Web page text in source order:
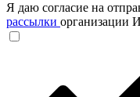
Я даю согласие на
рассылки организации